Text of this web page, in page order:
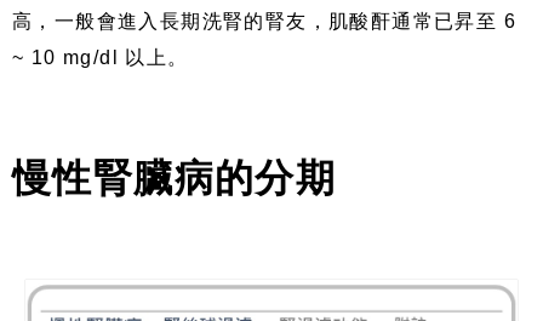
高，一般會進入長期洗腎的腎友，肌酸酐通常已昇至 6
~ 10 mg/dl 以上。
慢性腎臟病的分期